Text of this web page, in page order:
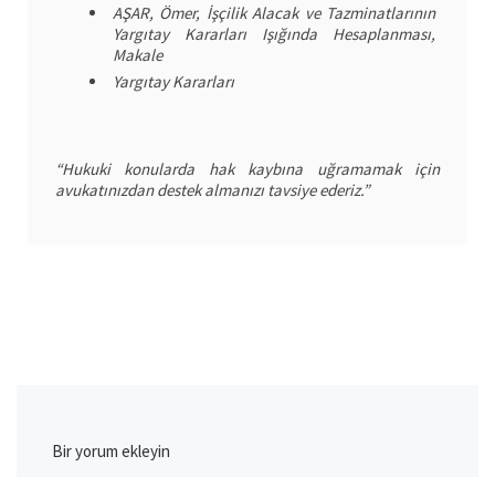
AŞAR, Ömer, İşçilik Alacak ve Tazminatlarının
Yargıtay Kararları Işığında Hesaplanması,
Makale
Yargıtay Kararları
“Hukuki konularda hak kaybına uğramamak için
avukatınızdan destek almanızı tavsiye ederiz.”
Bir yorum ekleyin